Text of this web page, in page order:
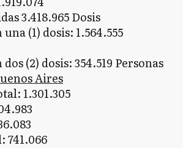
3.418.965 Dosis
(1) dosis: 1.564.555
(2) dosis: 354.519 Personas
Aires
1.301.305
741.066